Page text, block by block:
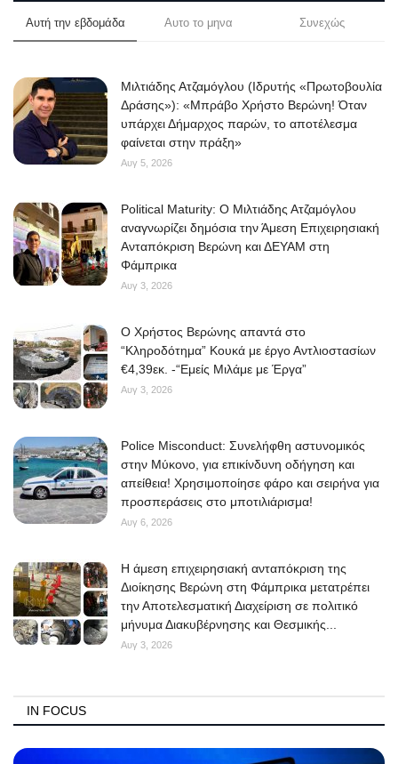
Αυτή την εβδομάδα Αυτο το μηνα Συνεχώς
Μιλτιάδης Ατζαμόγλου (Ιδρυτής «Πρωτοβουλία
Δράσης»): «Μπράβο Χρήστο Βερώνη! Όταν
υπάρχει Δήμαρχος παρών, το αποτέλεσμα
φαίνεται στην πράξη»
Αυγ 5, 2026
Political Maturity: Ο Μιλτιάδης Ατζαμόγλου
αναγνωρίζει δημόσια την Άμεση Επιχειρησιακή
Ανταπόκριση Βερώνη και ΔΕΥΑΜ στη
Φάμπρικα
Αυγ 3, 2026
O Χρήστος Βερώνης απαντά στο
“Κληροδότημα” Κουκά με έργο Αντλιοστασίων
€4,39εκ. -“Εμείς Μιλάμε με Έργα”
Αυγ 3, 2026
Police Misconduct: Συνελήφθη αστυνομικός
στην Μύκονο, για επικίνδυνη οδήγηση και
απείθεια! Χρησιμοποίησε φάρο και σειρήνα για
προσπεράσεις στο μποτιλιάρισμα!
Αυγ 6, 2026
Η άμεση επιχειρησιακή ανταπόκριση της
Διοίκησης Βερώνη στη Φάμπρικα μετατρέπει
την Αποτελεσματική Διαχείριση σε πολιτικό
μήνυμα Διακυβέρνησης και Θεσμικής...
Αυγ 3, 2026
IN FOCUS